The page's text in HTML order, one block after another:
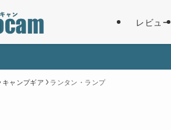
レビュー
キャンプギア ランタン・ランプ